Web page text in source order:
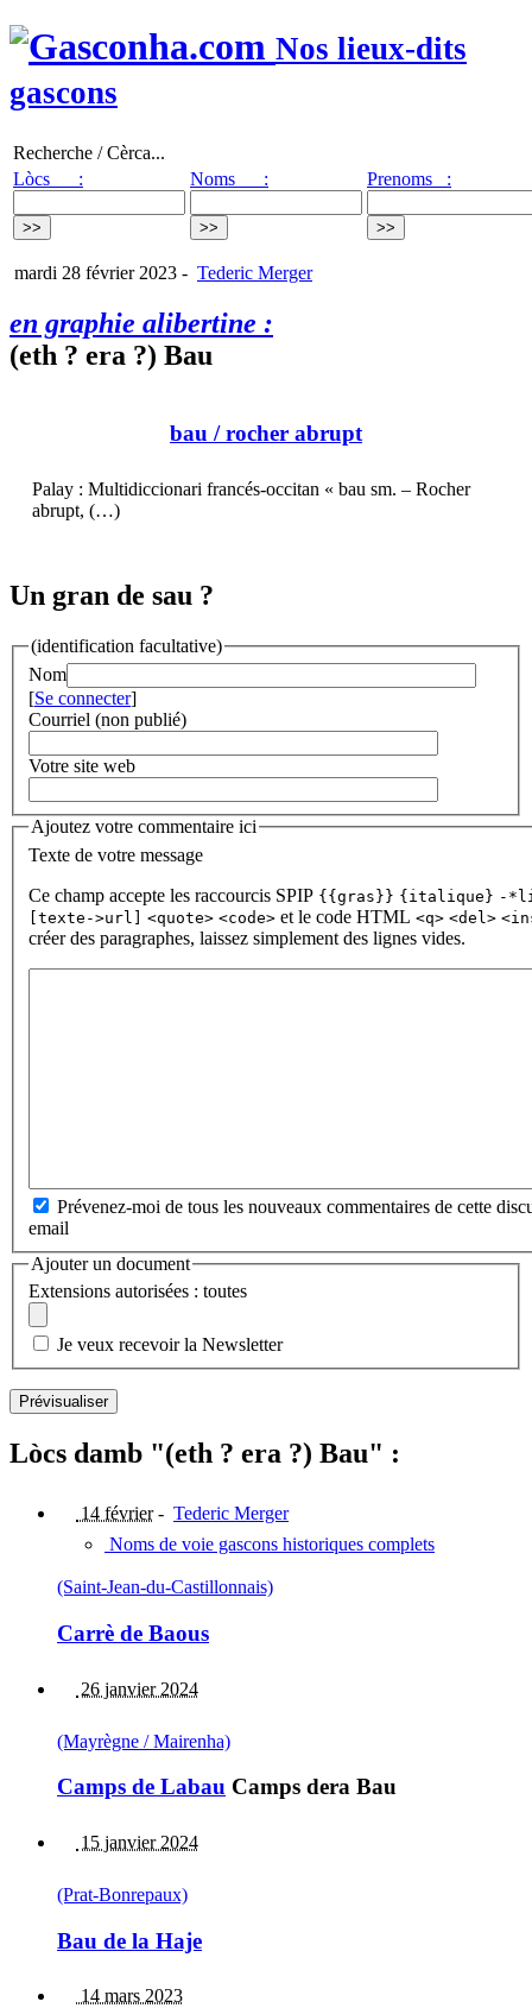
Nos lieux-dits
gascons
Recherche / Cèrca...
Lòcs :
Noms : Prenoms :
mardi 28 février 2023 - Tederic Merger
en graphie alibertine :
(eth ? era ?) Bau
bau / rocher abrupt
Palay : Multidiccionari francés-occitan « bau sm. – Rocher
abrupt, (…)
Un gran de sau ?
(identification facultative)
Nom
[Se connecter]
Courriel (non publié)
Votre site web
Ajoutez votre commentaire ici
Texte de votre message
Ce champ accepte les raccourcis SPIP {{gras}} {italique} -
[texte->url] <quote> <code> et le code HTML <q> <del>
créer des paragraphes, laissez simplement des lignes vides.
Prévenez-moi de tous les nouveaux commentaires de cette
email
Ajouter un document
Extensions autorisées : toutes
Je veux recevoir la Newsletter
Lòcs damb "(eth ? era ?) Bau" :
14 février- Tederic Merger
Noms de voie gascons historiques complets
(Saint-Jean-du-Castillonnais)
Carrè de Baous
26 janvier 2024
(Mayrègne / Mairenha)
Camps de Labau Camps dera Bau
15 janvier 2024
(Prat-Bonrepaux)
Bau de la Haje
14 mars 2023